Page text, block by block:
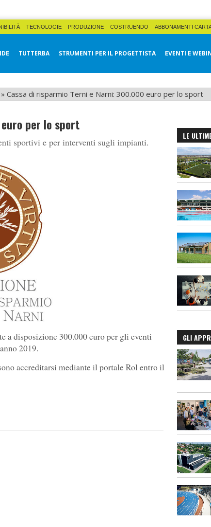
TECNOLOGIE PRODUZIONE COSTRUENDO ABBONAMENTI
TUTTERBA STRUMENTI PER IL PROGETTISTA EVENTI E
» Cassa di risparmio Terni e Narni: 300.000 euro per lo sport
per lo sport
sportivi e per interventi sugli impianti.
a disposizione 300.000 euro per gli eventi
2019.
accreditarsi mediante il portale Rol entro il
LE
GLI